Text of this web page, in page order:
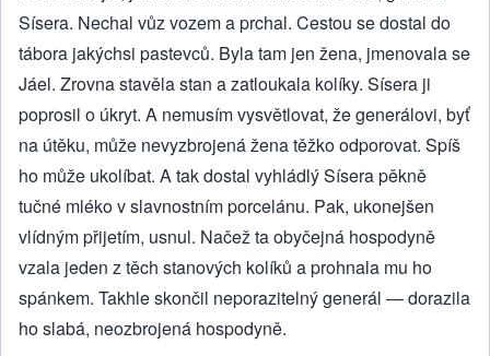
Sísera. Nechal vůz vozem a prchal. Cestou se dostal do
tábora jakýchsi pastevců. Byla tam jen žena, jmenovala se
Jáel. Zrovna stavěla stan a zatloukala kolíky. Sísera ji
poprosil o úkryt. A nemusím vysvětlovat, že generálovi, byť
na útěku, může nevyzbrojená žena těžko odporovat. Spíš
ho může ukolíbat. A tak dostal vyhládlý Sísera pěkně
tučné mléko v slavnostním porcelánu. Pak, ukonejšen
vlídným přijetím, usnul. Načež ta obyčejná hospodyně
vzala jeden z těch stanových kolíků a prohnala mu ho
spánkem. Takhle skončil neporazitelný generál — dorazila
ho slabá, neozbrojená hospodyně.